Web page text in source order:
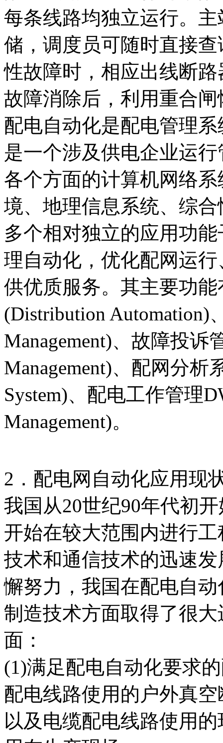
每条线路均独立运行。
储，调度员可随时直接
性故障时，相应出线断
故障消除后，利用重合
配电自动化是配电管理
是一个涉及供电企业运
各个方面的计算机网络
境、地理信息系统、综
多个相对独立的应用功
理自动化，优化配网运
供优质服务。其主要功
(Distribution Automation)
Management)、故障投诉
Management)、配网分析
System)、配电工作管理
Management)。
2．配电网自动化应用现
我国从20世纪90年代初
开始在较大范围内进行
技术和通信技术的迅速
懈努力，我国在配电自
制造技术方面取得了很
面：
(1)满足配电自动化要求
配电线路使用的户外真
以及电缆配电线路使用